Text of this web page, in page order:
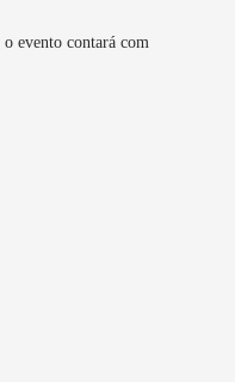
evento contará com